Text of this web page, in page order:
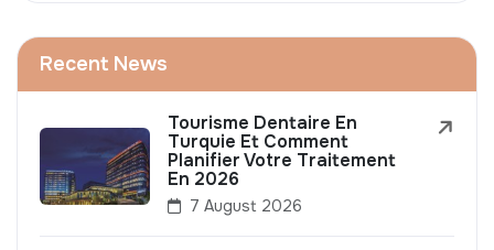
Recent News
Tourisme Dentaire En
Turquie Et Comment
Planifier Votre Traitement
En 2026
7 August 2026